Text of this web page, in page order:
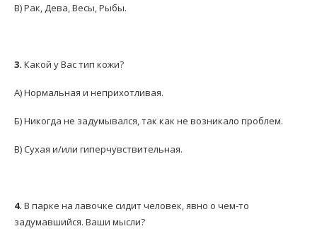
В) Рак, Дева, Весы, Рыбы.
3. Какой у Вас тип кожи?
А) Нормальная и неприхотливая.
Б) Никогда не задумывался, так как не возникало проблем.
В) Сухая и/или гиперчувствительная.
4. В парке на лавочке сидит человек, явно о чем-то
задумавшийся. Ваши мысли?